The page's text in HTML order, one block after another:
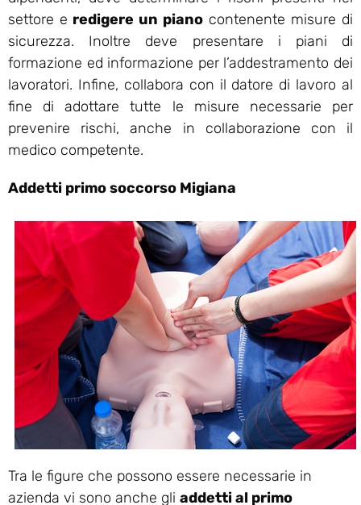
settore e redigere un piano contenente misure di
sicurezza. Inoltre deve presentare i piani di
formazione ed informazione per l’addestramento dei
lavoratori. Infine, collabora con il datore di lavoro al
fine di adottare tutte le misure necessarie per
prevenire rischi, anche in collaborazione con il
medico competente.
Addetti primo soccorso Migiana
Tra le figure che possono essere necessarie in
azienda vi sono anche gli addetti al primo